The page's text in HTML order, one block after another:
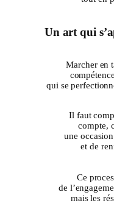
Un art qui
Marcher en
qui se
Il faut
compte,
une
et de
Ce
de
mais les